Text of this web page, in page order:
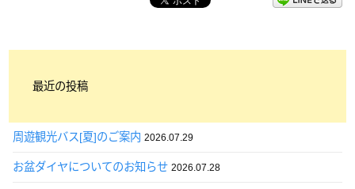
最近の投稿
周遊観光バス[夏]のご案内 2026.07.29
お盆ダイヤについてのお知らせ 2026.07.28